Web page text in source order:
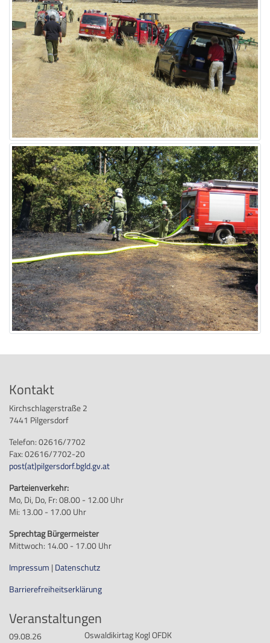
Kontakt
Kirchschlagerstraße 2
7441 Pilgersdorf
Telefon: 02616/7702
Fax: 02616/7702-20
post(at)pilgersdorf.bgld.gv.at
Parteienverkehr:
Mo, Di, Do, Fr: 08.00 - 12.00 Uhr
Mi: 13.00 - 17.00 Uhr
Sprechtag Bürgermeister
Mittwoch: 14.00 - 17.00 Uhr
Impressum | Datenschutz
Barrierefreiheitserklärung
Veranstaltungen
09.08.26
Oswaldikirtag Kogl OFDK